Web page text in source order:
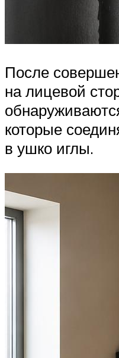
После
на лицевой
которые
в ушко иглы.